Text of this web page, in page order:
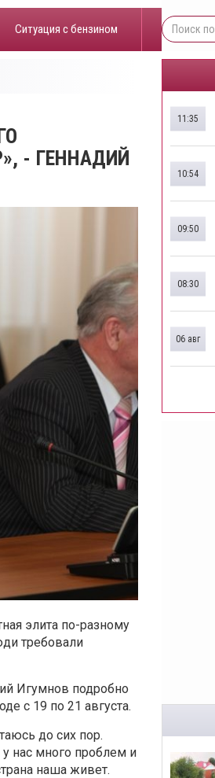
​Ситуация с бензином
- ГЕННАДИЙ
элита по-разному
требовали
Игумнов подробно
с 19 по 21 августа.
до сих пор.
нас много проблем и
наша живет.
11:35
10:54
09:50
08:30
06 авг